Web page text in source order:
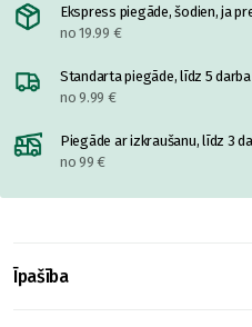
Ekspress piegāde, šodien, ja
no 19.99 €
Standarta piegāde, līdz 5
no 9.99 €
Piegāde ar izkraušanu, līdz 3
no 99 €
Īpašība